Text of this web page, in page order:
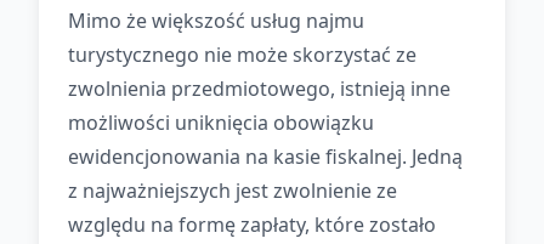
Mimo że większość usług najmu
turystycznego nie może skorzystać ze
zwolnienia przedmiotowego, istnieją inne
możliwości uniknięcia obowiązku
ewidencjonowania na kasie fiskalnej. Jedną
z najważniejszych jest zwolnienie ze
względu na formę zapłaty, które zostało